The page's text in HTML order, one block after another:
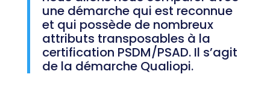
une démarche qui est reconnue
et qui possède de nombreux
attributs transposables à la
certification PSDM/PSAD. Il s’agit
de la démarche Qualiopi.